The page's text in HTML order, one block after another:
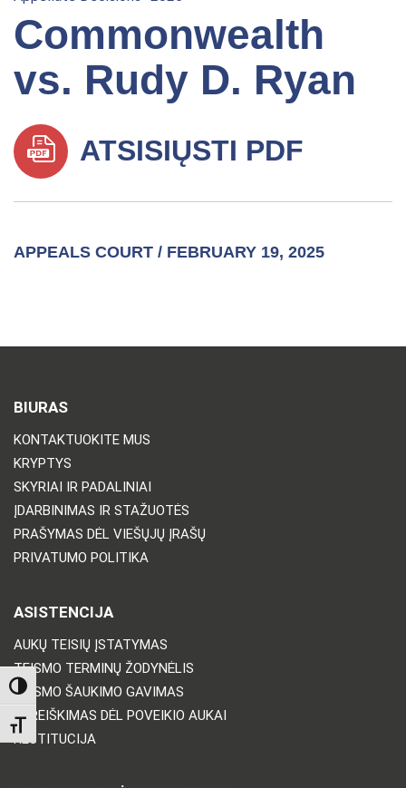
TOGGLE HIGH CONTRAST
TOGGLE FONT SIZE
Commonwealth
vs. Rudy D. Ryan
ATSISIŲSTI PDF
APPEALS COURT / FEBRUARY 19, 2025
BIURAS
KONTAKTUOKITE MUS
KRYPTYS
SKYRIAI IR PADALINIAI
ĮDARBINIMAS IR STAŽUOTĖS
PRAŠYMAS DĖL VIEŠŲJŲ ĮRAŠŲ
PRIVATUMO POLITIKA
ASISTENCIJA
AUKŲ TEISIŲ ĮSTATYMAS
TEISMO TERMINŲ ŽODYNĖLIS
TEISMO ŠAUKIMO GAVIMAS
PAREIŠKIMAS DĖL POVEIKIO AUKAI
RESTITUCIJA